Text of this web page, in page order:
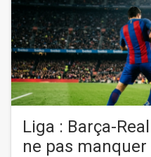
Liga : Barça-
ne pas manquer